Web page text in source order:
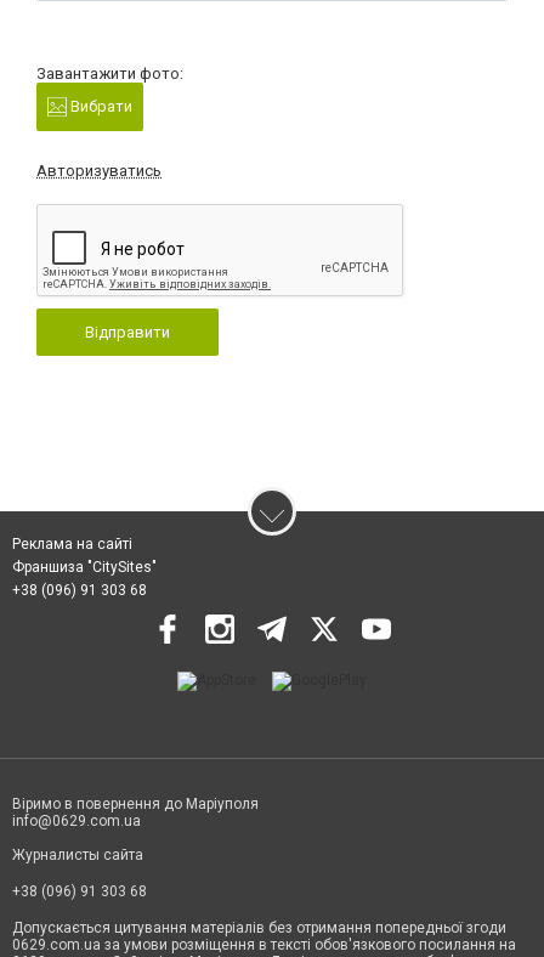
Завантажити фото:
Вибрати
Авторизуватись
Відправити
Реклама на сайті
Франшиза "CitySites"
+38 (096) 91 303 68
Віримо в повернення до Маріуполя
info@0629.com.ua
Журналисты сайта
+38 (096) 91 303 68
Допускається цитування матеріалів без отримання попередньої згоди
0629.com.ua за умови розміщення в тексті обов'язкового посилання на